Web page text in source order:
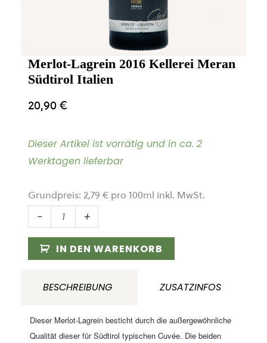
Merlot-Lagrein 2016 Kellerei Meran
Südtirol Italien
20,90€
Dieser Artikel ist vorrätig und in ca. 2
Werktagen lieferbar
Grundpreis: 2,79 € pro 100ml inkl. MwSt.
-
Merlot-
Lagrein
2016
Meran
Italien
Menge
+
IN DEN WARENKORB
BESCHREIBUNG ZUSATZINFOS
Dieser Merlot-Lagrein besticht durch die außergewöhnliche
Qualität dieser für Südtirol typischen Cuvée. Die beiden